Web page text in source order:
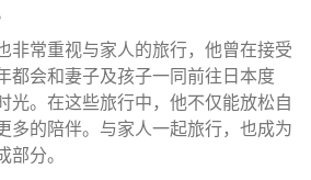
非常重视与家人的旅行，他曾在接受
都会和妻子及孩子一同前往日本度
光。在这些旅行中，他不仅能放松自
多的陪伴。与家人一起旅行，也成为
分。